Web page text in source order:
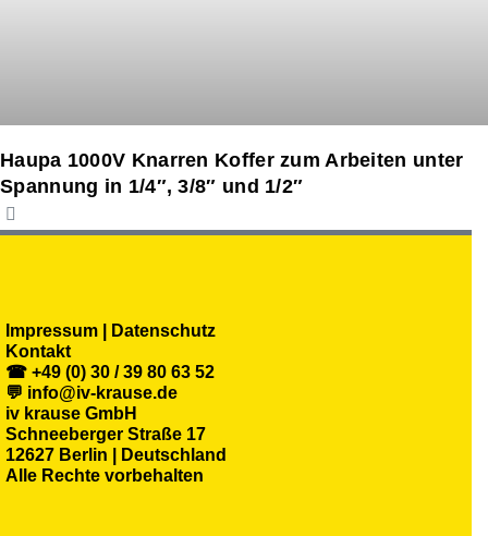
Haupa 1000V Knarren Koffer zum Arbeiten unter
Spannung in 1/4″, 3/8″ und 1/2″
Impressum | Datenschutz
Kontakt
☎ +49 (0) 30 / 39 80 63 52
💬 info@iv-krause.de
iv krause GmbH
Schneeberger Straße 17
12627 Berlin | Deutschland
Alle Rechte vorbehalten